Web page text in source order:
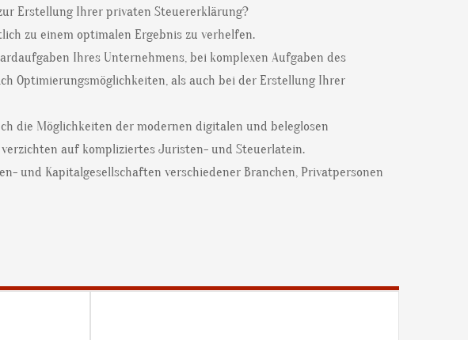
Erstellung Ihrer privaten Steuererklärung?
zu einem optimalen Ergebnis zu verhelfen.
Ihres Unternehmens, bei komplexen Aufgaben des
Optimierungsmöglichkeiten, als auch bei der Erstellung Ihrer
die Möglichkeiten der modernen digitalen und beleglosen
auf kompliziertes Juristen- und Steuerlatein.
und Kapitalgesellschaften verschiedener Branchen, Privatpersonen